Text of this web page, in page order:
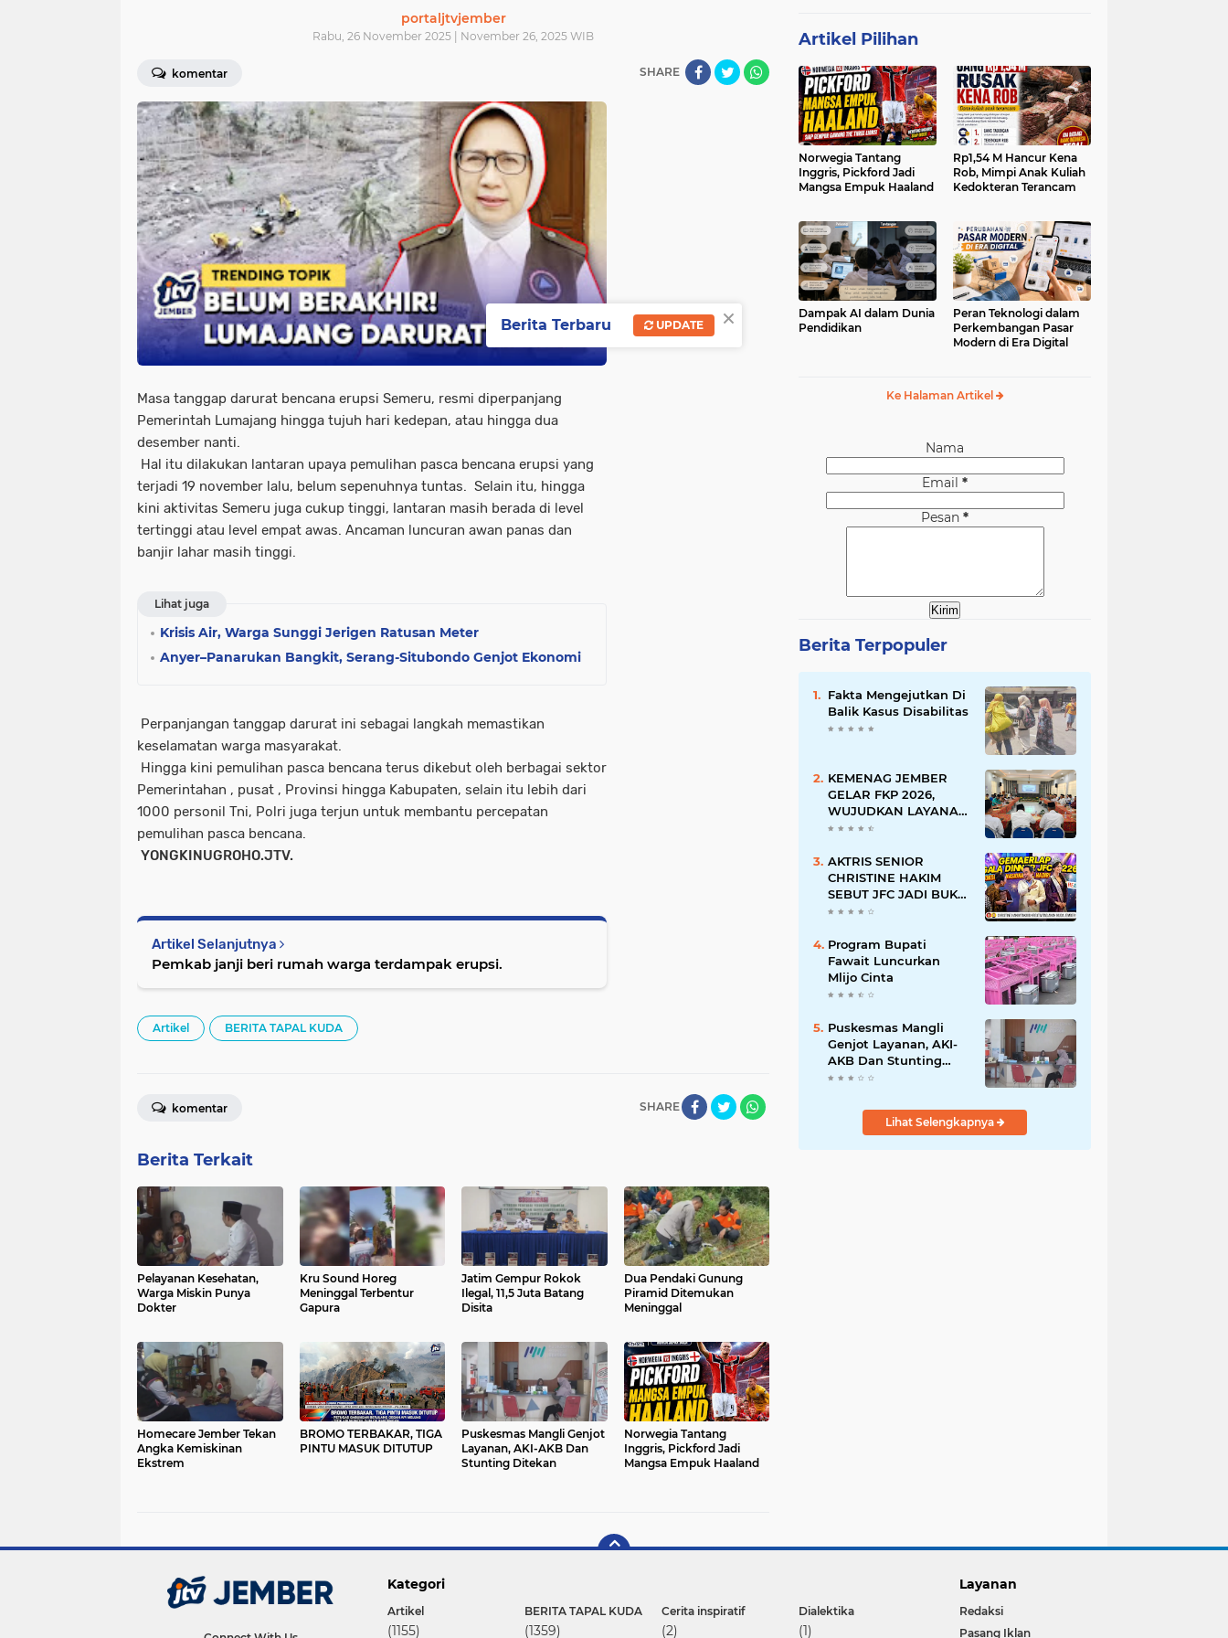
portaljtvjember
Rabu, 26 November 2025 | November 26, 2025 WIB
komentar SHARE
Masa tanggap darurat bencana erupsi Semeru, resmi diperpanjang
Pemerintah Lumajang hingga tujuh hari kedepan, atau hingga dua
desember nanti.
Hal itu dilakukan lantaran upaya pemulihan pasca bencana erupsi yang
terjadi 19 november lalu, belum sepenuhnya tuntas. Selain itu, hingga
kini aktivitas Semeru juga cukup tinggi, lantaran masih berada di level
tertinggi atau level empat awas. Ancaman luncuran awan panas dan
banjir lahar masih tinggi.
Lihat juga
Krisis Air, Warga Sunggi Jerigen Ratusan Meter
Anyer–Panarukan Bangkit, Serang-Situbondo Genjot Ekonomi
Perpanjangan tanggap darurat ini sebagai langkah memastikan
keselamatan warga masyarakat.
Hingga kini pemulihan pasca bencana terus dikebut oleh berbagai sektor
Pemerintahan , pusat , Provinsi hingga Kabupaten, selain itu lebih dari
1000 personil Tni, Polri juga terjun untuk membantu percepatan
pemulihan pasca bencana.
YONGKINUGROHO.JTV.
Artikel Selanjutnya
Pemkab janji beri rumah warga terdampak erupsi.
Artikel BERITA TAPAL KUDA
SHARE
komentar
Berita Terkait
Pelayanan Kesehatan,
Warga Miskin Punya
Dokter
Kru Sound Horeg
Meninggal Terbentur
Gapura
Jatim Gempur Rokok
Ilegal, 11,5 Juta Batang
Disita
Dua Pendaki Gunung
Piramid Ditemukan
Meninggal
Homecare Jember Tekan
Angka Kemiskinan
Ekstrem
BROMO TERBAKAR, TIGA
PINTU MASUK DITUTUP
Puskesmas Mangli Genjot
Layanan, AKI-AKB Dan
Stunting Ditekan
Norwegia Tantang
Inggris, Pickford Jadi
Mangsa Empuk Haaland
Artikel Pilihan
Norwegia Tantang
Inggris, Pickford Jadi
Mangsa Empuk Haaland
Rp1,54 M Hancur Kena
Rob, Mimpi Anak Kuliah
Kedokteran Terancam
Dampak AI dalam Dunia
Pendidikan
Peran Teknologi dalam
Perkembangan Pasar
Modern di Era Digital
Ke Halaman Artikel
Nama
Email *
Pesan *
Berita Terpopuler
Fakta Mengejutkan Di
Balik Kasus Disabilitas
KEMENAG JEMBER
GELAR FKP 2026,
WUJUDKAN LAYANAN
BERSINAR DAN
AKTRIS SENIOR
CHRISTINE HAKIM
SEBUT JFC JADI BUKTI
KREATIVITAS ANAK
Program Bupati
Fawait Luncurkan
Mlijo Cinta
Puskesmas Mangli
Genjot Layanan, AKI-
AKB Dan Stunting
Ditekan
Lihat Selengkapnya
Kategori
Artikel
(1155)
BERITA TAPAL KUDA
(1359)
Cerita inspiratif
(2)
Dialektika
(1)
Layanan
Redaksi
Pasang Iklan
×
Berita Terbaru UPDATE